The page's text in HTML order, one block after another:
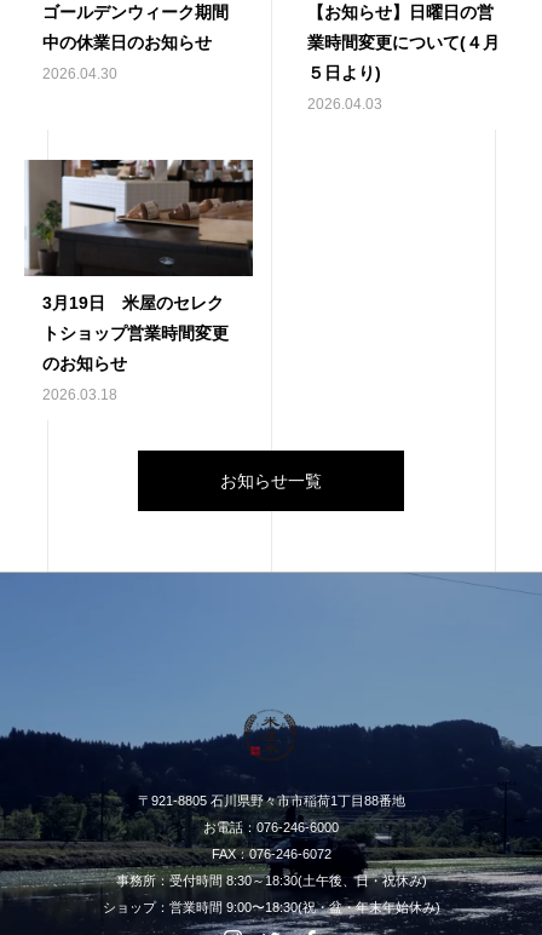
ゴールデンウィーク期間
中の休業日のお知らせ
2026.04.30
【お知らせ】日曜日の営
業時間変更について(４月
５日より)
2026.04.03
3月19日 米屋のセレク
トショップ営業時間変更
のお知らせ
2026.03.18
お知らせ一覧
〒921-8805 石川県野々市市稲荷1丁目88番地
お電話：076-246-6000
FAX：076-246-6072
事務所：受付時間 8:30～18:30(土午後、日・祝休み)
ショップ：営業時間 9:00〜18:30(祝・盆・年末年始休み)